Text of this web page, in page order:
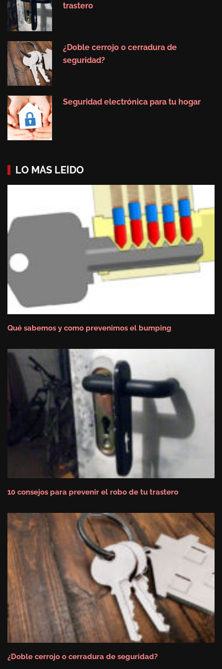
trastero
¿Doble cerrojo o cerradura de
seguridad?
Seguridad electrónica para tu hogar
LO MÁS LEÍDO
Qué sabemos y como prevenimos el bumping
10 consejos para prevenir el robo de tu trastero
¿Doble cerrojo o cerradura de seguridad?